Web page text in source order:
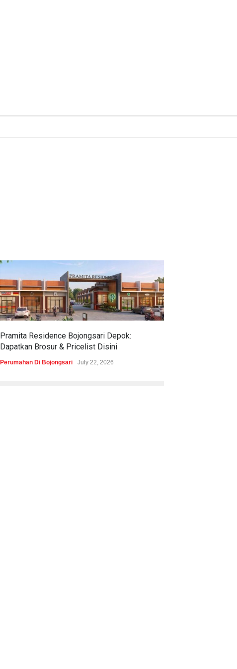
Pramita Residence Bojongsari Depok:
Dapatkan Brosur & Pricelist Disini
Perumahan Di Bojongsari July 22, 2026